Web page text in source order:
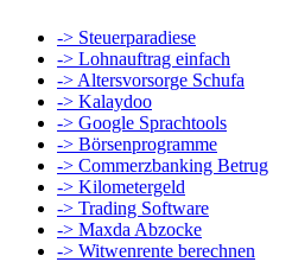
-> Steuerparadiese
-> Lohnauftrag einfach
-> Altersvorsorge Schufa
-> Kalaydoo
-> Google Sprachtools
-> Börsenprogramme
-> Commerzbanking Betrug
-> Kilometergeld
-> Trading Software
-> Maxda Abzocke
-> Witwenrente berechnen